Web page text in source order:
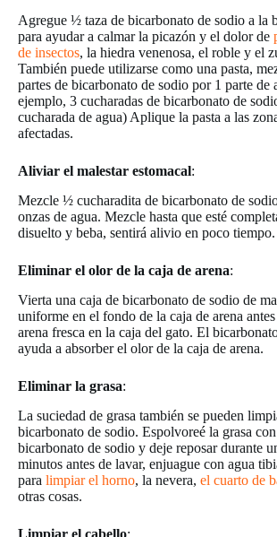
Agregue ½ taza de bicarbonato de sodio a la
para ayudar a calmar la picazón y el dolor de
de insectos, la hiedra venenosa, el roble y el
También puede utilizarse como una pasta,
partes de bicarbonato de sodio por 1 parte de
ejemplo, 3 cucharadas de bicarbonato de
cucharada de agua) Aplique la pasta a las
afectadas.
Aliviar el malestar estomacal:
Mezcle ½ cucharadita de bicarbonato de
onzas de agua. Mezcle hasta que esté
disuelto y beba, sentirá alivio en poco tiempo.
Eliminar el olor de la caja de arena:
Vierta una caja de bicarbonato de sodio de
uniforme en el fondo de la caja de arena
arena fresca en la caja del gato. El
ayuda a absorber el olor de la caja de arena.
Eliminar la grasa:
La suciedad de grasa también se pueden
bicarbonato de sodio. Espolvoreé la grasa con
bicarbonato de sodio y deje reposar durante
minutos antes de lavar, enjuague con agua
para limpiar el horno, la nevera, el cuarto de
otras cosas.
Limpiar el cabello: